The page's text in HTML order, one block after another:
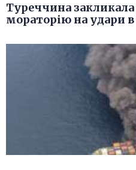
Туреччина
мораторію на удари